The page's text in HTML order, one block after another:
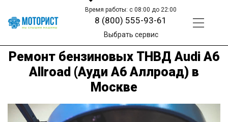
Время работы: с 08:00 до 22:00
8 (800) 555-93-61
Выбрать сервис
Ремонт бензиновых ТНВД Audi A6
Allroad (Ауди А6 Аллроад) в
Москве